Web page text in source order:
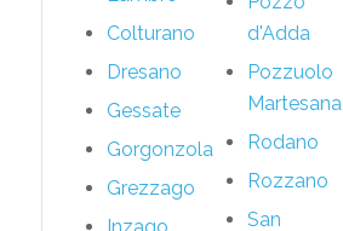
Colturano
Dresano
Gessate
Gorgonzola
Grezzago
d'Adda
Pozzuolo
Martesana
Rodano
Rozzano
San